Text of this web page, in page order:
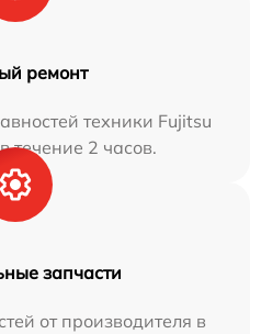
ремонт
техники Fujitsu
течение 2 часов.
запчасти
от производителя в